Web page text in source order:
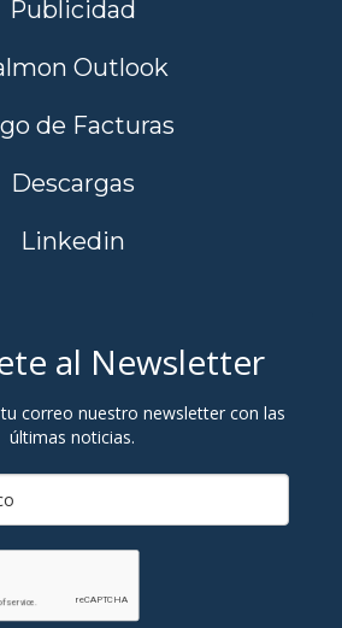
Publicidad
Outlook
de Facturas
Descargas
Linkedin
al Newsletter
correo nuestro newsletter con las
últimas noticias.